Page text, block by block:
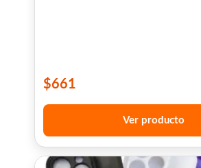
$661
Ver producto